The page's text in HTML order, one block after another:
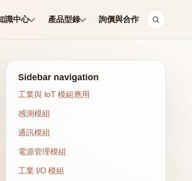
識中心 產品型錄 詢價與合作
Sidebar navigation
工業與 IoT 模組應用
感測模組
通訊模組
電源管理模組
工業 I/O 模組